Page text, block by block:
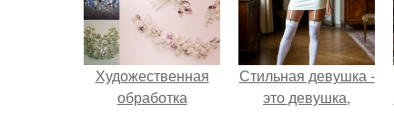
Художественная
обработка
Стильная девушка -
это девушка,